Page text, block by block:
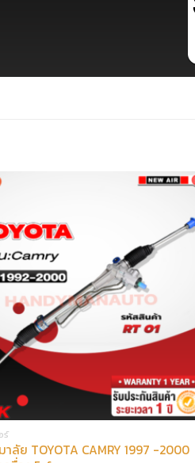
ร์
ลัย TOYOTA CAMRY 1997 -2000